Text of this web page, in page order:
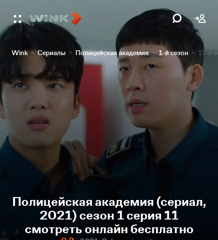
Wink Сериалы Полицейская академия 1-й сезон 11-я
Полицейская академия (сериал,
2021) сезон 1 серия 11
смотреть онлайн бесплатно